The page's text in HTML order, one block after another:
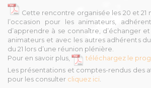
Cette rencontre organisée les 20 et 21
l’occasion pour les animateurs,
d’apprendre à se connaître, d’échanger
animateurs et avec les autres adhérents
du 21 lors d’une réunion plénière.
Pour en savoir plus,
téléchargez le
Les présentations et comptes-rendus des
pour les consulter cliquez ici.